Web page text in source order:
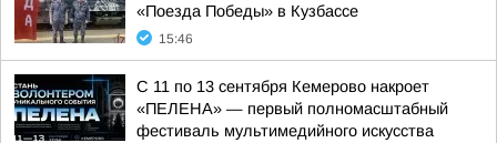
«Поезда Победы» в Кузбассе
15:46
С 11 по 13 сентября Кемерово накроет
«ПЕЛЕНА» — первый полномасштабный
фестиваль мультимедийного искусства